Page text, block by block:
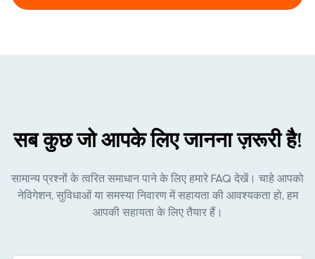
सब कुछ जो आपके लिए जानना ज़रूरी है!
सामान्य प्रश्नों के त्वरित समाधान पाने के लिए हमारे FAQ देखें। चाहे आपको
नेविगेशन, सुविधाओं या समस्या निवारण में सहायता की आवश्यकता हो, हम
आपकी सहायता के लिए तैयार हैं।